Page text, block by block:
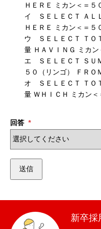
ＨＥＲＥ ミカン＜＝５
イ ＳＥＬＥＣＴ ＡＬ
ＨＥＲＥ ミカン＜＝５
ウ ＳＥＬＥＣＴ ＴＯ
量 ＨＡＶＩＮＧ ミカン
エ ＳＥＬＥＣＴ ＳＵ
５０（リンゴ） ＦＲＯ
オ ＳＥＬＥＣＴ ＴＯ
量 ＷＨＩＣＨ ミカン＜
回答 *
送信
新卒採